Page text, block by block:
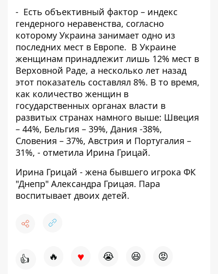
- Есть объективный фактор – индекс
гендерного неравенства, согласно
которому Украина занимает одно из
последних мест в Европе. В Украине
женщинам принадлежит лишь 12% мест в
Верховной Раде, а несколько лет назад
этот показатель составлял 8%. В то время,
как количество женщин в
государственных органах власти в
развитых странах намного выше: Швеция
– 44%, Бельгия – 39%, Дания -38%,
Словения – 37%, Австрия и Португалия –
31%, - отметила Ирина Грицай.
Ирина Грицай - жена бывшего игрока ФК
"Днепр" Александра Грицая. Пара
воспитывает двоих детей.
👍 🔥 ♥ 😭 😆 😡